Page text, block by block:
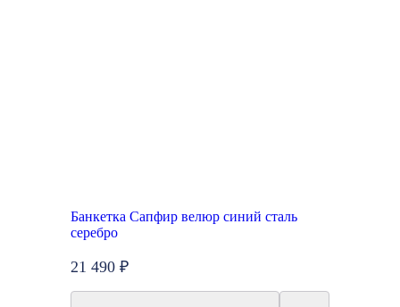
Банкетка Сапфир велюр синий сталь
серебро
21 490 ₽